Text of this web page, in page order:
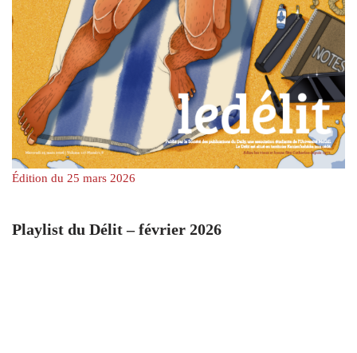
Édition du 25 mars 2026
Playlist du Délit – février 2026